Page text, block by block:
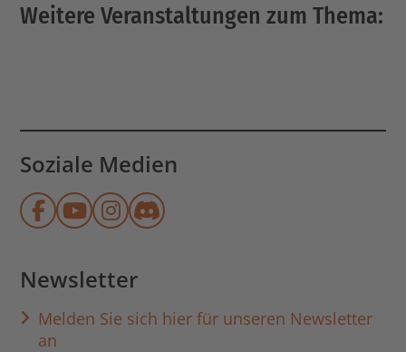
Weitere Veranstaltungen zum Thema:
Soziale Medien
Münchner Stadtbibliothek auf
Münchner Stadtbibliothek auf
Münchner Stadtbibliothek
Münchner
Newsletter
Melden Sie sich hier für unseren Newsletter
an